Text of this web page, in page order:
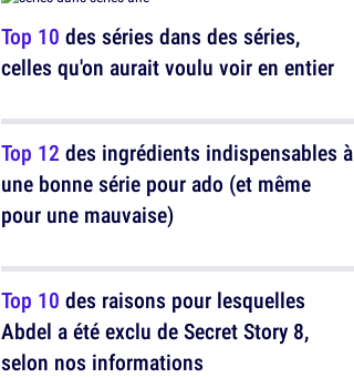
Top 10 des séries dans des séries,
celles qu'on aurait voulu voir en entier
Top 12 des ingrédients indispensables à
une bonne série pour ado (et même
pour une mauvaise)
Top 10 des raisons pour lesquelles
Abdel a été exclu de Secret Story 8,
selon nos informations